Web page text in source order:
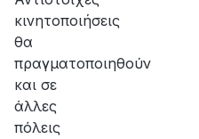
κινητοποιήσεις
θα
πραγματοποιηθούν
και σε
άλλες
πόλεις